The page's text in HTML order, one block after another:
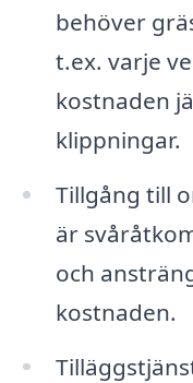
behöver
t.ex. varje
kostnaden
klippningar.
Tillgång till
är
och
kostnaden.